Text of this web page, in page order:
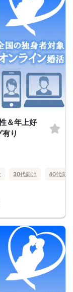
＆年上好
り
30代向け 40代向け